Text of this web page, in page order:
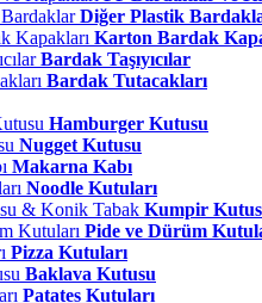
Diğer Plastik
Karton Bardak
Bardak Taşıyıcılar
Bardak Tutacakları
Hamburger Kutusu
Nugget Kutusu
Makarna Kabı
Noodle Kutuları
Kumpir
Pide ve Dürüm
Pizza Kutuları
Baklava Kutusu
Patates Kutuları